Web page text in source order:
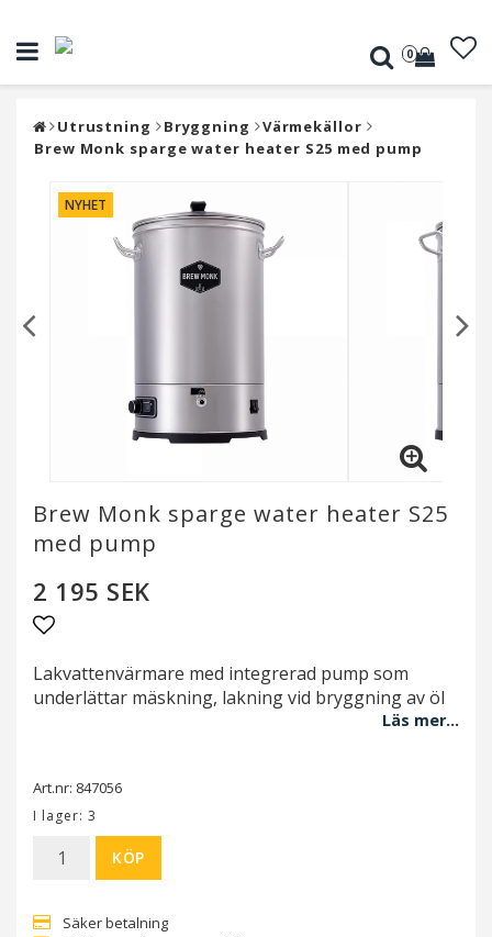
0
Utrustning Bryggning
Värmekällor
Brew Monk sparge water heater S25 med pump
NYHET
Brew Monk sparge water heater S25
med pump
2 195 SEK
Lakvattenvärmare med integrerad pump som
underlättar mäskning, lakning vid bryggning av öl
Läs mer...
Art.nr: 847056
I lager: 3
KÖP
Säker betalning